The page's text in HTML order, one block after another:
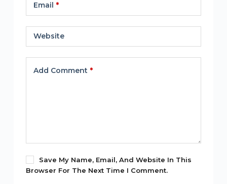
Email *
Website
Add Comment *
Save My Name, Email, And Website In This
Browser For The Next Time I Comment.